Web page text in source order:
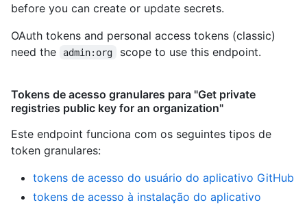
before you can create or update secrets.
OAuth tokens and personal access tokens (classic)
need the
admin:org scope to use this endpoint.
Tokens de acesso granulares para "Get private
registries public key for an organization"
Este endpoint funciona com os seguintes tipos de
token granulares:
tokens de acesso do usuário do aplicativo GitHub
tokens de acesso à instalação do aplicativo